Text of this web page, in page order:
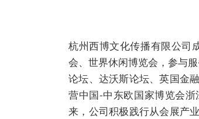
杭州西博文化传播有限公司
会、世界休闲博览会，参与
论坛、达沃斯论坛、英国金
营中国-中东欧国家博览会
来，公司积极践行从会展产